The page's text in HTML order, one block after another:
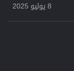
8 يوليو 2025